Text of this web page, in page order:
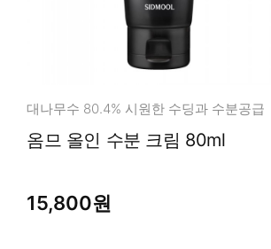
대나무수 80.4% 시원한 수딩과 수분공급
옴므 올인 수분 크림 80ml
15,800원